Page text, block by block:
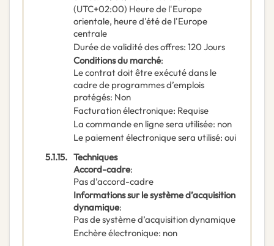
(UTC+02:00) Heure de l'Europe
orientale, heure d'été de l'Europe
centrale
Durée de validité des offres: 120 Jours
Conditions du marché:
Le contrat doit être exécuté dans le
cadre de programmes d’emplois
protégés: Non
Facturation électronique: Requise
La commande en ligne sera utilisée: non
Le paiement électronique sera utilisé: oui
5.1.15. Techniques
Accord-cadre:
Pas d’accord-cadre
Informations sur le système d’acquisition
dynamique:
Pas de système d’acquisition dynamique
Enchère électronique: non